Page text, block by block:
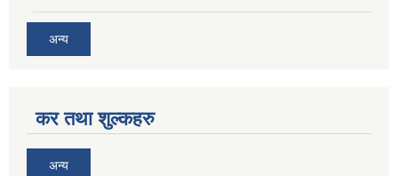
अन्य
कर तथा शुल्कहरु
अन्य